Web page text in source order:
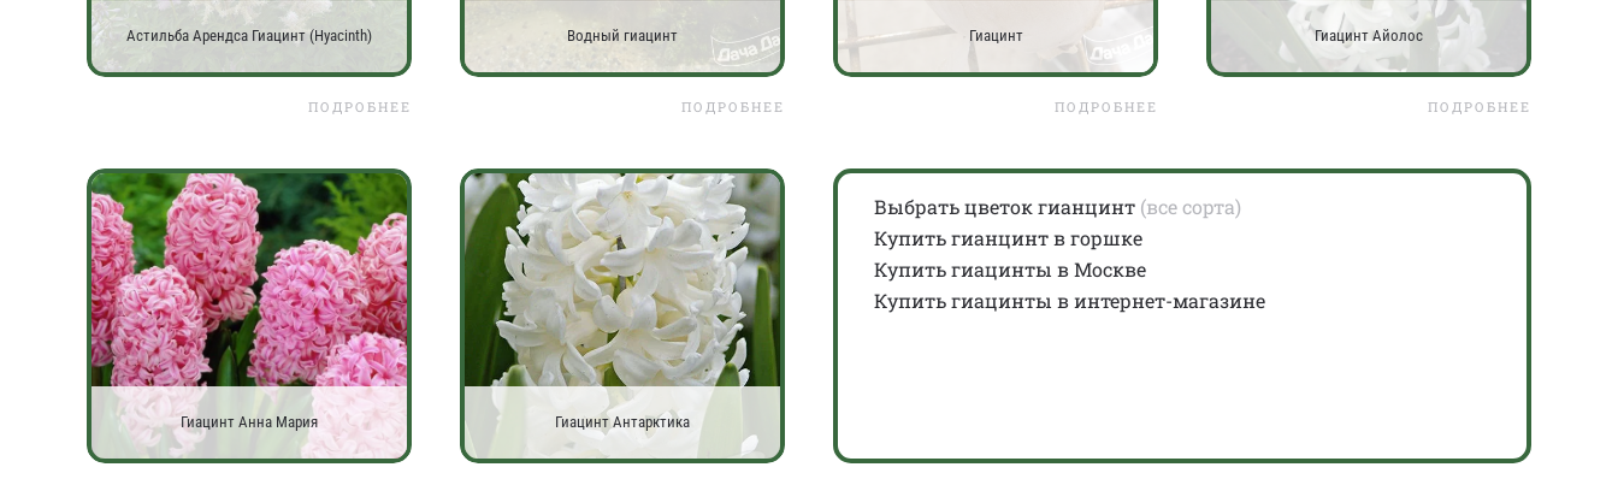
Астильба Арендса Гиацинт (Hyacinth)
ПОДРОБНЕЕ
Водный гиацинт
ПОДРОБНЕЕ
Гиацинт
ПОДРОБНЕЕ
Гиацинт Айолос
ПОДРОБНЕЕ
Гиацинт Анна Мария Гиацинт Антарктика
Выбрать цветок гианцинт (все сорта)
Купить гианцинт в горшке
Купить гиацинты в Москве
Купить гиацинты в интернет-магазине